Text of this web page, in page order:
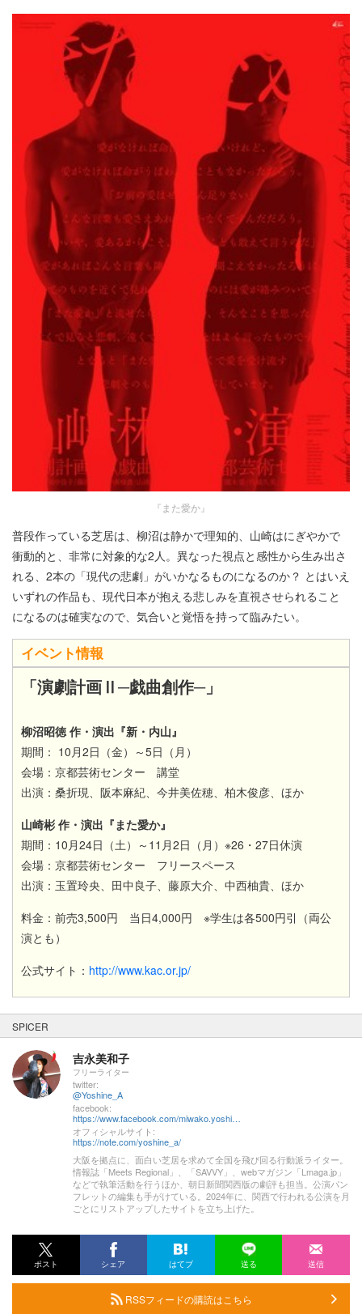
『また愛か』
普段作っている芝居は、柳沼は静かで理知的、山崎はにぎやかで
衝動的と、非常に対象的な2人。異なった視点と感性から生み出さ
れる、2本の「現代の悲劇」がいかなるものになるのか？ とはいえ
いずれの作品も、現代日本が抱える悲しみを直視させられること
になるのは確実なので、気合いと覚悟を持って臨みたい。
イベント情報
「演劇計画Ⅱ─戯曲創作─」
柳沼昭徳 作・演出『新・内山』
期間： 10月2日（金）～5日（月）
会場：京都芸術センター 講堂
出演：桑折現、阪本麻紀、今井美佐穂、柏木俊彦、ほか
山崎彬 作・演出『また愛か』
期間：10月24日（土）～11月2日（月）※26・27日休演
会場：京都芸術センター フリースペース
出演：玉置玲央、田中良子、藤原大介、中西柚貴、ほか
料金：前売3,500円 当日4,000円 ※学生は各500円引（両公
演とも）
公式サイト： http://www.kac.or.jp/
SPICER
吉永美和子
フリーライター
twitter:
@Yoshine_A
facebook:
https://www.facebook.com/miwako.yoshinaga1
オフィシャルサイト:
https://note.com/yoshine_a/
大阪を拠点に、面白い芝居を求めて全国を飛び回る行動派ライター。
情報誌「Meets Regional」、「SAVVY」、webマガジン「Lmaga.jp」
などで執筆活動を行うほか、朝日新聞関西版の劇評も担当。公演パン
フレットの編集も手がけている。2024年に、関西で行われる公演を月
ごとにリストアップしたサイトを立ち上げた。
ポスト シェア はてブ 送る 送信
RSSフィードの購読はこちら